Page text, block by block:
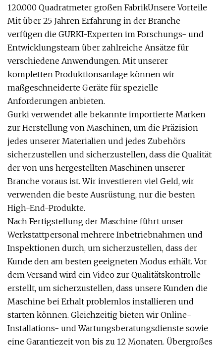
120.000 Quadratmeter großen FabrikUnsere Vorteile
Mit über 25 Jahren Erfahrung in der Branche
verfügen die GURKI-Experten im Forschungs- und
Entwicklungsteam über zahlreiche Ansätze für
verschiedene Anwendungen. Mit unserer
kompletten Produktionsanlage können wir
maßgeschneiderte Geräte für spezielle
Anforderungen anbieten.
Gurki verwendet alle bekannte importierte Marken
zur Herstellung von Maschinen, um die Präzision
jedes unserer Materialien und jedes Zubehörs
sicherzustellen und sicherzustellen, dass die Qualität
der von uns hergestellten Maschinen unserer
Branche voraus ist. Wir investieren viel Geld, wir
verwenden die beste Ausrüstung, nur die besten
High-End-Produkte.
Nach Fertigstellung der Maschine führt unser
Werkstattpersonal mehrere Inbetriebnahmen und
Inspektionen durch, um sicherzustellen, dass der
Kunde den am besten geeigneten Modus erhält. Vor
dem Versand wird ein Video zur Qualitätskontrolle
erstellt, um sicherzustellen, dass unsere Kunden die
Maschine bei Erhalt problemlos installieren und
starten können. Gleichzeitig bieten wir Online-
Installations- und Wartungsberatungsdienste sowie
eine Garantiezeit von bis zu 12 Monaten. Übergroßes